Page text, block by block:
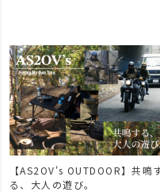
【AS2OV's OUTDOOR】共鳴
る、大人の遊び。